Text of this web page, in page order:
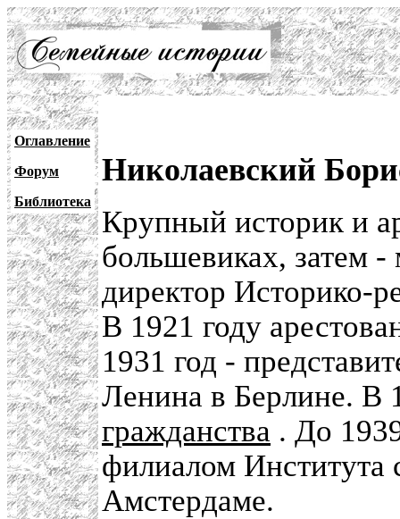
Оглавление
Форум
Библиотека
Николаевский
Крупный историк и
большевиках, затем
директор Историко-
В 1921 году
1931 год -
Ленина в Берлине. В
гражданства . До
филиалом Института
Амстердаме.